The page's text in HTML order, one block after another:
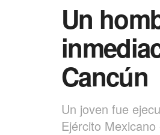
Un
Cancún
Un joven fue
Ejército